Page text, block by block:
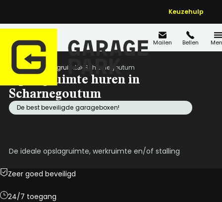
Keuzehulp
Mailen Bellen
Home Opslagruimte Scharnegoutum
Opslagruimte huren in
Scharnegoutum
De best beveiligde garageboxen!
De ideale opslagruimte, werkruimte en/of stalling
Zeer goed beveiligd
24/7 toegang